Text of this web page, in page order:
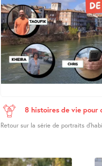
8 histoires de vie pour
Retour sur la série de portraits